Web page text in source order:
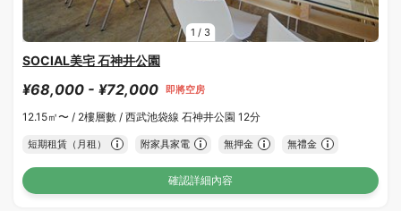
1 / 3
SOCIAL美宅 石神井公園
¥68,000 - ¥72,000 即將空房
12.15㎡〜 / 2樓層數 / 西武池袋線 石神井公園 12分
短期租賃（月租） 附家具家電 無押金 無禮金
確認詳細內容